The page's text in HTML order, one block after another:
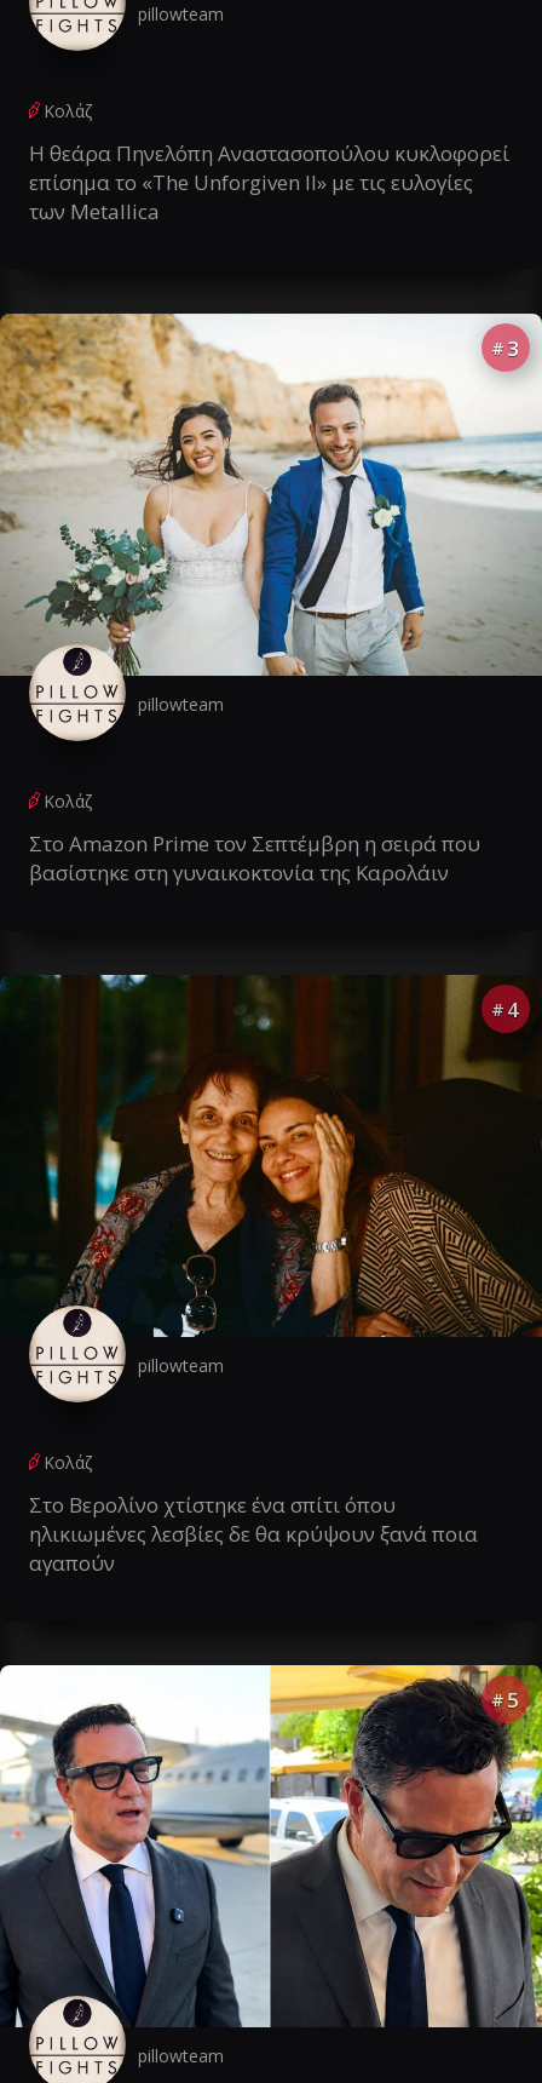
pillowteam
Κολάζ
Η θεάρα Πηνελόπη Αναστασοπούλου κυκλοφορεί
επίσημα το «The Unforgiven II» με τις ευλογίες
των Metallica
# 3
pillowteam
Κολάζ
Στο Amazon Prime τον Σεπτέμβρη η σειρά που
βασίστηκε στη γυναικοκτονία της Καρολάιν
# 4
pillowteam
Κολάζ
Στο Βερολίνο χτίστηκε ένα σπίτι όπου
ηλικιωμένες λεσβίες δε θα κρύψουν ξανά ποια
αγαπούν
# 5
pillowteam